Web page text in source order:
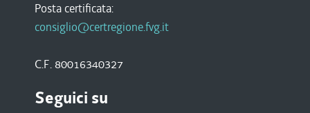
Posta certificata:
consiglio@certregione.fvg.it
C.F. 80016340327
Seguici su